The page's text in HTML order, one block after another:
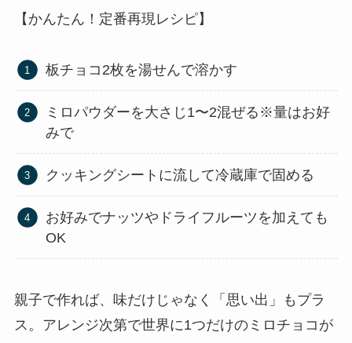
【かんたん！定番再現レシピ】
板チョコ2枚を湯せんで溶かす
ミロパウダーを大さじ1〜2混ぜる※量はお好
みで
クッキングシートに流して冷蔵庫で固める
お好みでナッツやドライフルーツを加えても
OK
親子で作れば、味だけじゃなく「思い出」もプラ
ス。アレンジ次第で世界に1つだけのミロチョコが